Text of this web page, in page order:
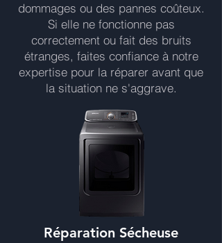
dommages ou des pannes coûteux.
Si elle ne fonctionne pas
correctement ou fait des bruits
étranges, faites confiance à notre
expertise pour la réparer avant que
la situation ne s'aggrave.
Réparation Sécheuse